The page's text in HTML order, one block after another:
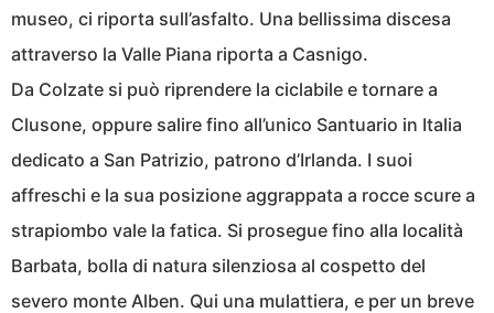
museo, ci riporta sull’asfalto. Una bellissima discesa
attraverso la Valle Piana riporta a Casnigo.
Da Colzate si può riprendere la ciclabile e tornare a
Clusone, oppure salire fino all’unico Santuario in Italia
dedicato a San Patrizio, patrono d’Irlanda. I suoi
affreschi e la sua posizione aggrappata a rocce scure a
strapiombo vale la fatica. Si prosegue fino alla località
Barbata, bolla di natura silenziosa al cospetto del
severo monte Alben. Qui una mulattiera, e per un breve